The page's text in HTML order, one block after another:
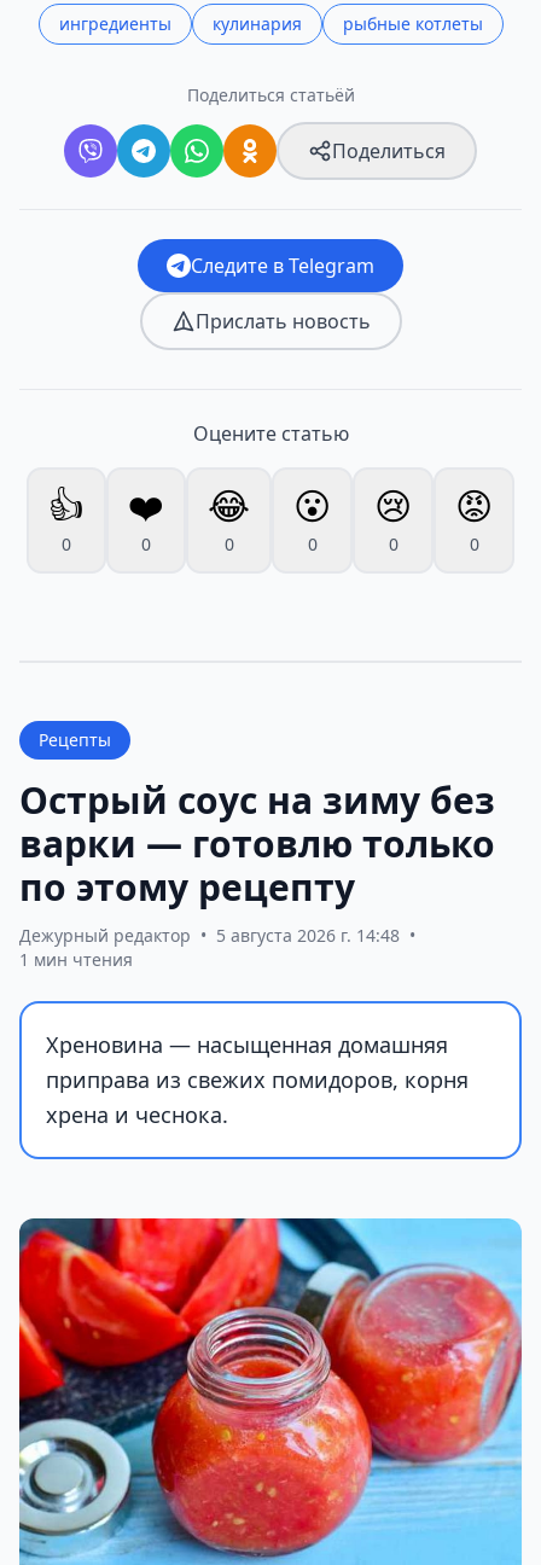
ингредиенты кулинария рыбные котлеты
Поделиться статьёй
Поделиться
Следите в Telegram
Прислать новость
Оцените статью
👍
0
❤️
0
😂
0
😮
0
😢
0
😡
0
Рецепты
Острый соус на зиму без
варки — готовлю только
по этому рецепту
Дежурный редактор • 5 августа 2026 г. 14:48 •
1 мин чтения
Хреновина — насыщенная домашняя
приправа из свежих помидоров, корня
хрена и чеснока.